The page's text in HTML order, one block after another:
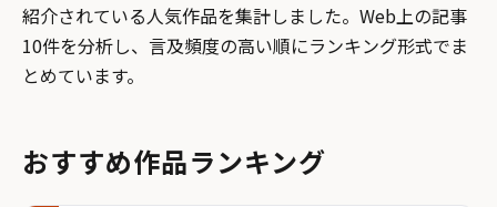
紹介されている人気作品を集計しました。Web上の記事
10件を分析し、言及頻度の高い順にランキング形式でま
とめています。
おすすめ作品ランキング